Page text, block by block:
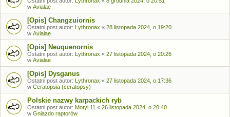
w Avialae
[Opis] Changzuiornis
Ostatni post autor: Lythronax « 28 listopada 2024, o 19:20
w Avialae
[Opis] Neuquenornis
Ostatni post autor: Lythronax « 27 listopada 2024, o 20:26
w Avialae
[Opis] Dysganus
Ostatni post autor: Lythronax « 27 listopada 2024, o 17:36
w Ceratopsia (ceratopsy)
Polskie nazwy karpackich ryb
Ostatni post autor: Motyl.11 « 26 listopada 2024, o 20:40
w Gniazdo raptorów